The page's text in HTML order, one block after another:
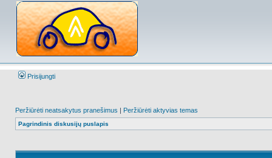
Prisijungti
Peržiūrėti neatsakytus pranešimus | Peržiūrėti aktyvias temas
Pagrindinis diskusijų puslapis